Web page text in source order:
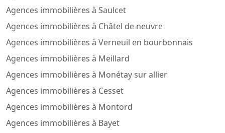
Agences immobilières à Saulcet
Agences immobilières à Châtel de neuvre
Agences immobilières à Verneuil en bourbonnais
Agences immobilières à Meillard
Agences immobilières à Monétay sur allier
Agences immobilières à Cesset
Agences immobilières à Montord
Agences immobilières à Bayet